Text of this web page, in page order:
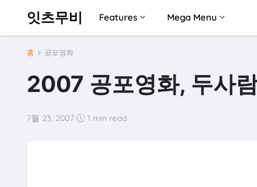
잇츠무비 Features Mega Menu
홈 공포영화
2007 공포영화, 두사
7월 23, 2007 1 min read